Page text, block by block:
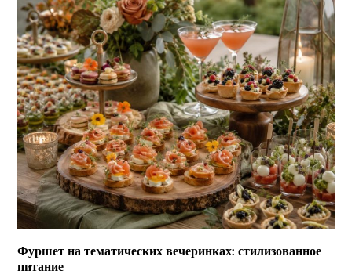
Фуршет на тематических вечеринках: стилизованное
питание